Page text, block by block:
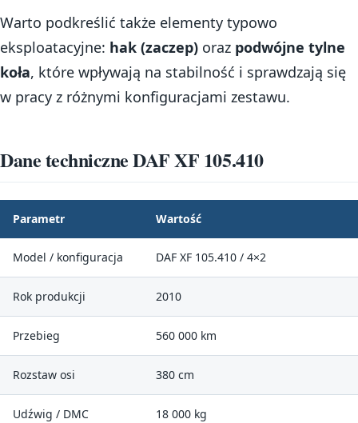
Warto podkreślić także elementy typowo
eksploatacyjne: hak (zaczep) oraz podwójne tylne
koła, które wpływają na stabilność i sprawdzają się
w pracy z różnymi konfiguracjami zestawu.
Dane techniczne DAF XF 105.410
Parametr Wartość
Model / konfiguracja DAF XF 105.410 / 4×2
Rok produkcji 2010
Przebieg 560 000 km
Rozstaw osi 380 cm
Udźwig / DMC 18 000 kg